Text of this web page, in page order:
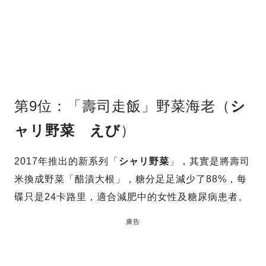
第9位：「壽司走飯」野菜海老（ シ
ャリ野菜 えび）
2017年推出的新系列「 シャリ野菜 」，其實是將壽司
米換成野菜「醋漬大根」，糖分足足減少了88%，每
碟只是24卡路里，適合減肥中的女性及糖尿病患者。
廣告